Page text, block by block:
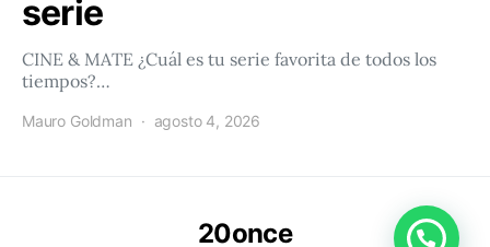
serie
CINE & MATE ¿Cuál es tu serie favorita de todos los
tiempos?…
Mauro Goldman agosto 4, 2026
20once